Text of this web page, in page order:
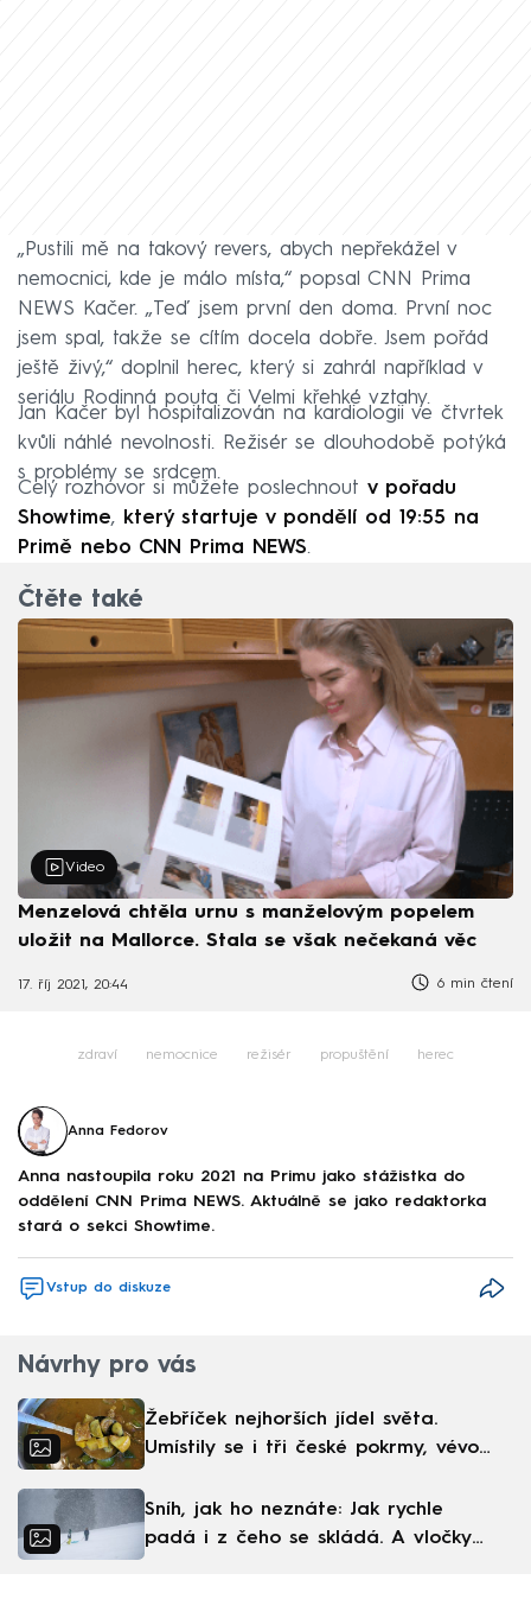
„Pustili mě na takový revers, abych nepřekážel v
nemocnici, kde je málo místa,“ popsal CNN Prima
NEWS Kačer. „Teď jsem první den doma. První noc
jsem spal, takže se cítím docela dobře. Jsem pořád
ještě živý,“ doplnil herec, který si zahrál například v
seriálu Rodinná pouta či Velmi křehké vztahy.
Jan Kačer byl hospitalizován na kardiologii ve čtvrtek
kvůli náhlé nevolnosti. Režisér se dlouhodobě potýká
s problémy se srdcem.
Celý rozhovor si můžete poslechnout v pořadu
Showtime, který startuje v pondělí od 19:55 na
Primě nebo CNN Prima NEWS.
Čtěte také
Video
Menzelová chtěla urnu s manželovým popelem
uložit na Mallorce. Stala se však nečekaná věc
17. říj 2021, 20:44 6 min čtení
zdraví nemocnice režisér propuštění herec
Anna Fedorov
Anna nastoupila roku 2021 na Primu jako stážistka do
oddělení CNN Prima NEWS. Aktuálně se jako redaktorka
stará o sekci Showtime.
Vstup do diskuze
Návrhy pro vás
Žebříček nejhorších jídel světa.
Umístily se i tři české pokrmy, vévodí
Sníh, jak ho neznáte: Jak rychle
padá i z čeho se skládá. A vločky